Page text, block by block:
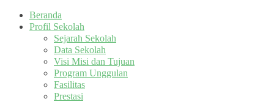
Beranda
Profil Sekolah
Sejarah Sekolah
Data Sekolah
Visi Misi dan Tujuan
Program Unggulan
Fasilitas
Prestasi